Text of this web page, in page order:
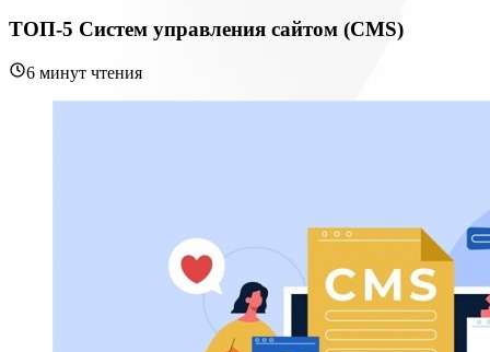
ТОП-5 Систем управления сайтом (CMS)
6 минут чтения